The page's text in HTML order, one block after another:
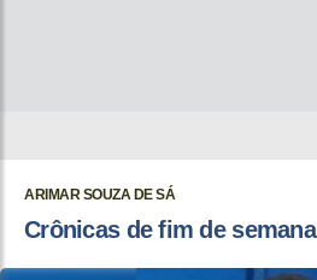
ARIMAR SOUZA DE SÁ
Crônicas de fim de semana